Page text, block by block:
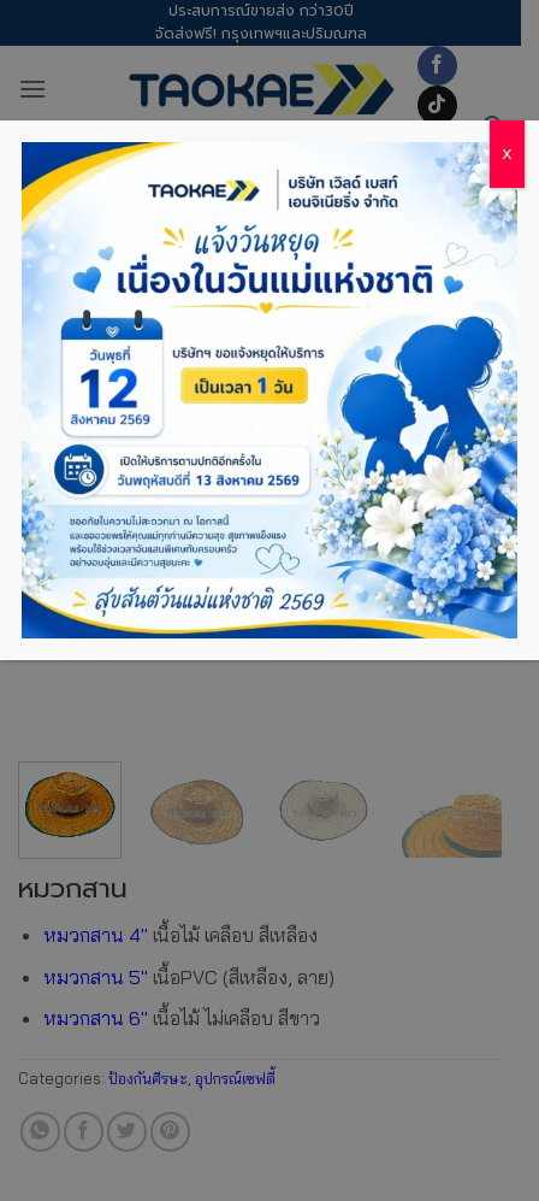
to
ประสบการณ์ขายส่ง กว่า30ปี
จัดส่งฟรี! กรุงเทพฯและปริมณฑล
ป้องกันศีรษะ
หมวกสาน
หมวกสาน 4″ เนื้อไม้ เคลือบ สีเหลือง
หมวกสาน 5″ เนื้อPVC (สีเหลือง, ลาย)
หมวกสาน 6″ เนื้อไม้ ไม่เคลือบ สีขาว
Categories: ป้องกันศีรษะ, อุปกรณ์เซฟตี้
X